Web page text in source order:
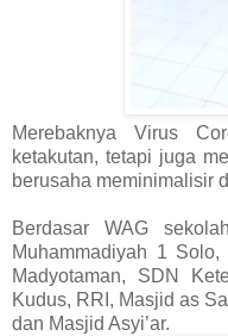
Merebaknya Virus
ketakutan, tetapi juga
berusaha meminimalisir
Berdasar WAG
Muhammadiyah 1
Madyotaman, SDN
Kudus, RRI, Masjid as
dan Masjid Asyi’ar.